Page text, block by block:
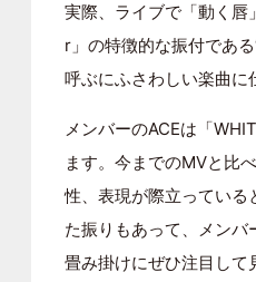
実際、ライブで「動く
r」の特徴的な振付であ
呼ぶにふさわしい楽曲に
メンバーのACEは「
ます。今までのMVと比
性、表現が際立っている
た振りもあって、メン
畳み掛けにぜひ注目して